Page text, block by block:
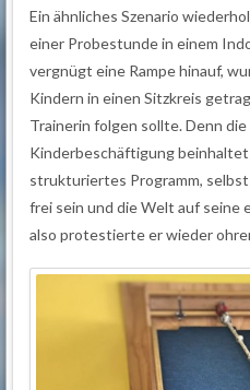
Ein ähnliches Szenario
einer Probestunde in einem
vergnügt eine Rampe hinauf,
Kindern in einen Sitzkreis
Trainerin folgen sollte. Denn
Kinderbeschäftigung
strukturiertes Programm,
frei sein und die Welt auf seine
also protestierte er wieder